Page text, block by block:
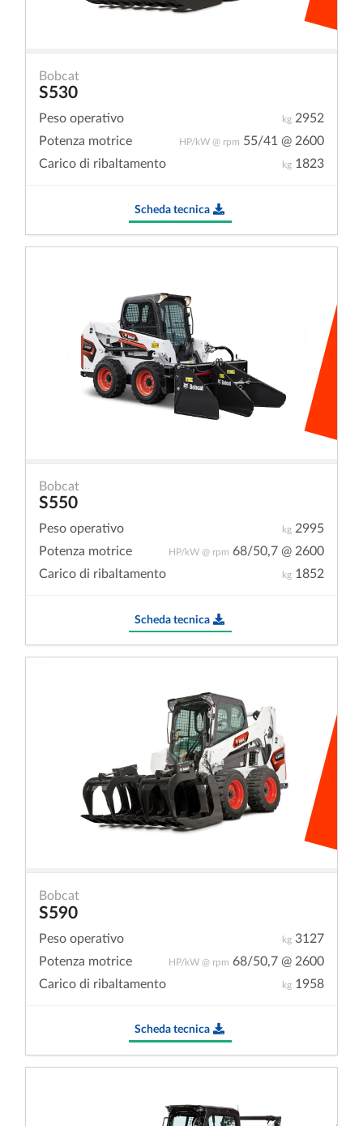
Bobcat
S530
kg 2952
Peso operativo
HP/kW @ rpm 55/41 @ 2600
Potenza motrice
kg 1823
Carico di ribaltamento
Scheda tecnica
Bobcat
S550
kg 2995
Peso operativo
HP/kW @ rpm 68/50,7 @ 2600
Potenza motrice
kg 1852
Carico di ribaltamento
Scheda tecnica
Bobcat
S590
kg 3127
Peso operativo
HP/kW @ rpm 68/50,7 @ 2600
Potenza motrice
kg 1958
Carico di ribaltamento
Scheda tecnica